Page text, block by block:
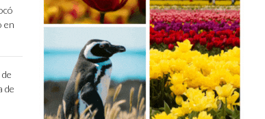
en
de